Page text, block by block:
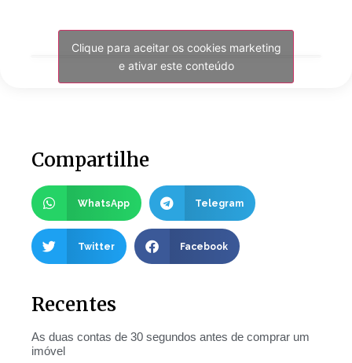
Clique para aceitar os cookies marketing
e ativar este conteúdo
Compartilhe
WhatsApp Telegram
Twitter Facebook
Recentes
As duas contas de 30 segundos antes de comprar um
imóvel